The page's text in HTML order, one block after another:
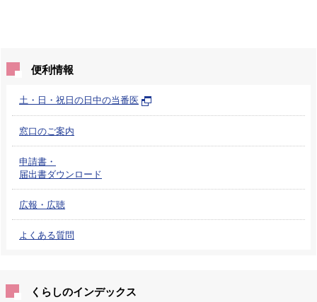
便利情報
土・日・祝日の日中の当番医
窓口のご案内
申請書・
届出書ダウンロード
広報・広聴
よくある質問
くらしのインデックス